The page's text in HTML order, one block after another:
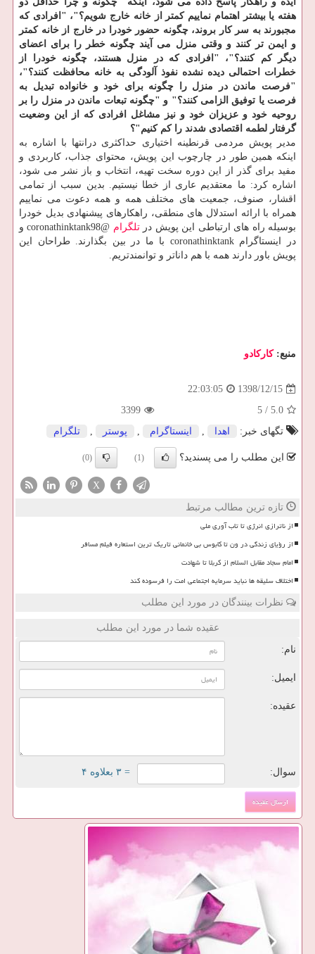
هفته یا بیشتر اهتمام نماییم كمتر از خانه خارج شویم؟"، "افرادی كه
مجبورند به سر كار بروند، چگونه حضور خودرا در خارج از خانه كمتر
و ایمن تر كنند و وقتی منزل می آیند چگونه خطر را برای اعضای
دیگر كم كنند؟"، "افرادی كه در منزل هستند، چگونه خودرا از
خطرات احتمالی دیده نشده نفوذ آلودگی به خانه محافظت كنند؟"،
"فرصت ماندن در منزل را چگونه برای خود و خانواده تبدیل به
فرصت یا توفیق الزامی كنند؟" و "چگونه تبعات ماندن در منزل را بر
روحیه خود و عزیزان خود و نیز مشاغل افرادی كه از این وضعیت
گرفتار لطمه اقتصادی شدند را كم كنیم"؟
مدیر پویش مردمی قرنطینه اختیاری حداكثری درانتها با اشاره به
اینكه همین طور در چارچوب این پویش، محتوای جذاب، كاربردی و
مفید برای گذر از این دوره سخت تهیه، انتخاب و باز نشر می شود،
اشاره كرد: ما معتقدیم عاری از خطا نیستیم. بدین سبب از تمامی
اقشار، صنوف، جمعیت های مختلف همه و همه دعوت می نماییم
همراه با ارائه استدلال های منطقی، راهكارهای پیشنهادی بدیل خودرا
بوسیله راه های ارتباطی این پویش درتلگرام
@coronathinktank98 و
در اینستاگرام coronathinktank با ما در بین بگذارند. طراحان این
پویش باور دارند همه با هم داناتر و توانمندتریم.
منبع:كاركادو
1398/12/15
22:03:05
5.0
/
5
3399
تگهای خبر:
اهدا , اینستاگرام , پوستر , تلگرام
این مطلب را می پسندید؟ (1)
(0)
X
تازه ترین مطالب مرتبط
از ناترازی انرژی تا تاب آوری ملی
از رؤیای زندگی در ون تا کابوس بی خانمانی تاریک ترین استعاره فیلم مسافر
امام سجاد مقابل السلام از کربلا تا شهادت
اختلاف سلیقه ها نباید سرمایه اجتماعی امت را فرسوده کند
نظرات بینندگان در مورد این مطلب
عقیده شما در مورد این مطلب
نام:
ایمیل:
عقیده:
سوال: = ۳ بعلاوه ۴